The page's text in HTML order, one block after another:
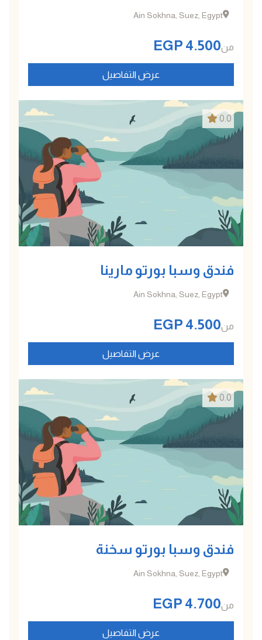
Ain Sokhna, Suez, Egypt
من4.500
EGP
عرض التفاصيل
0.0
فندق وسبا بورتو مارينا
Ain Sokhna, Suez, Egypt
من4.500
EGP
عرض التفاصيل
0.0
فندق وسبا بورتو سخنة
Ain Sokhna, Suez, Egypt
من4.700
EGP
عرض التفاصيل